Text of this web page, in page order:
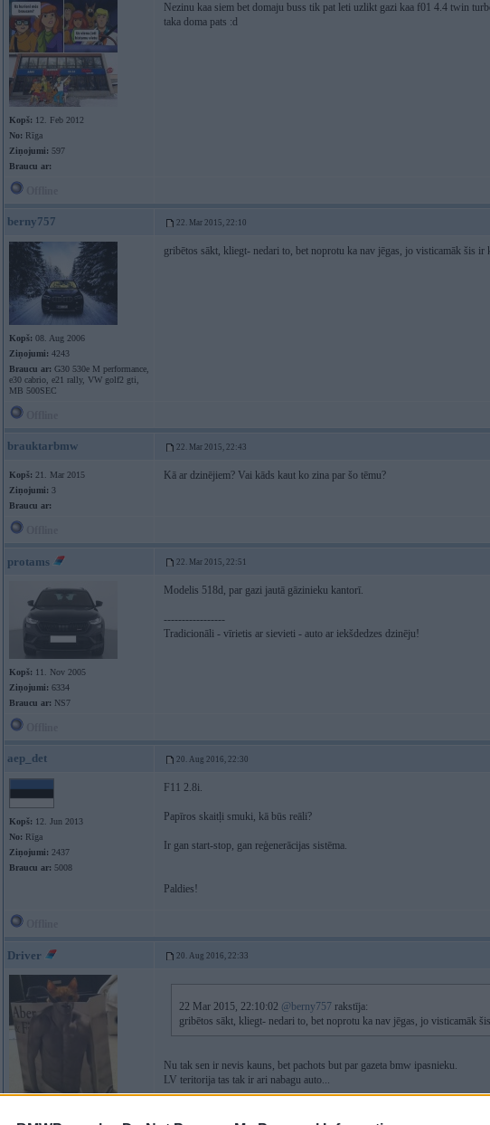
Kopš: 12. Feb 2012
No: Rīga
Ziņojumi: 597
Braucu ar:
Nezinu kaa siem bet domaju buss tik pat leti uzlikt gazi kaa f01 4.4 twin
taka doma pats :d
berny757 22. Mar 2015, 22:10
Kopš: 08. Aug 2006
Ziņojumi: 4243
Braucu ar: G30 530e M performance,
e30 cabrio, e21 rally, VW golf2 gti,
MB 500SEC
gribētos sākt, kliegt- nedari to, bet noprotu ka nav jēgas, jo visticamāk šis ir
brauktarbmw 22. Mar 2015, 22:43
Kopš: 21. Mar 2015
Ziņojumi: 3
Braucu ar:
Kā ar dzinējiem? Vai kāds kaut ko zina par šo tēmu?
protams 22. Mar 2015, 22:51
Kopš: 11. Nov 2005
Ziņojumi: 6334
Braucu ar: NS7
Modelis 518d, par gazi jautā gāzinieku kantorī.
-----------------
Tradicionāli - vīrietis ar sievieti - auto ar iekšdedzes dzinēju!
aep_det 20. Aug 2016, 22:30
Kopš: 12. Jun 2013
No: Rīga
Ziņojumi: 2437
Braucu ar: 5008
F11 2.8i.
Papīros skaitļi smuki, kā būs reāli?
Ir gan start-stop, gan reģenerācijas sistēma.
Paldies!
Driver 20. Aug 2016, 22:33
22 Mar 2015, 22:10:02 @berny757 rakstīja:
gribētos sākt, kliegt- nedari to, bet noprotu ka nav jēgas, jo visticamāk
Nu tak sen ir nevis kauns, bet pachots but par gazeta bmw ipasnieku.
LV teritorija tas tak ir ari nabagu auto...